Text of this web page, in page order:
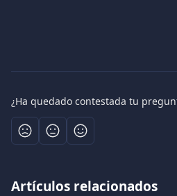
¿Ha quedado contestada tu
Artículos relacionados